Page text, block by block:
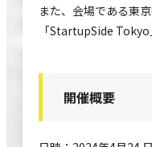
また、会場である東
「StartupSide Tokyo
開催概要